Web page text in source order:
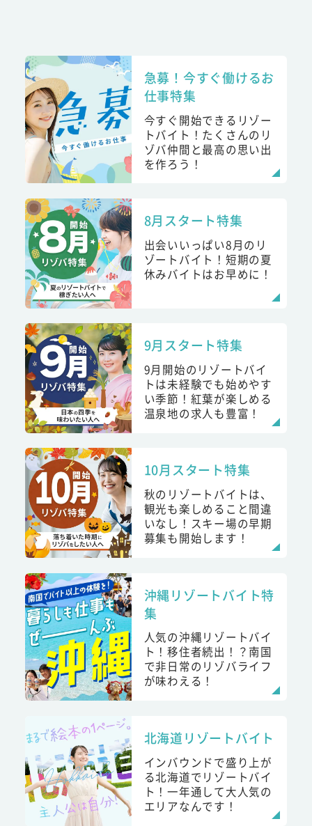
急募！今すぐ働けるお
仕事特集
今すぐ開始できるリゾー
トバイト！たくさんのリ
ゾバ仲間と最高の思い出
を作ろう！
8月スタート特集
出会いいっぱい8月のリ
ゾートバイト！短期の夏
休みバイトはお早めに！
9月スタート特集
9月開始のリゾートバイ
トは未経験でも始めやす
い季節！紅葉が楽しめる
温泉地の求人も豊富！
10月スタート特集
秋のリゾートバイトは、
観光も楽しめること間違
いなし！スキー場の早期
募集も開始します！
沖縄リゾートバイト特
集
人気の沖縄リゾートバイ
ト！移住者続出！？南国
で非日常のリゾバライフ
が味わえる！
北海道リゾートバイト
インバウンドで盛り上が
る北海道でリゾートバイ
ト！一年通して大人気の
エリアなんです！